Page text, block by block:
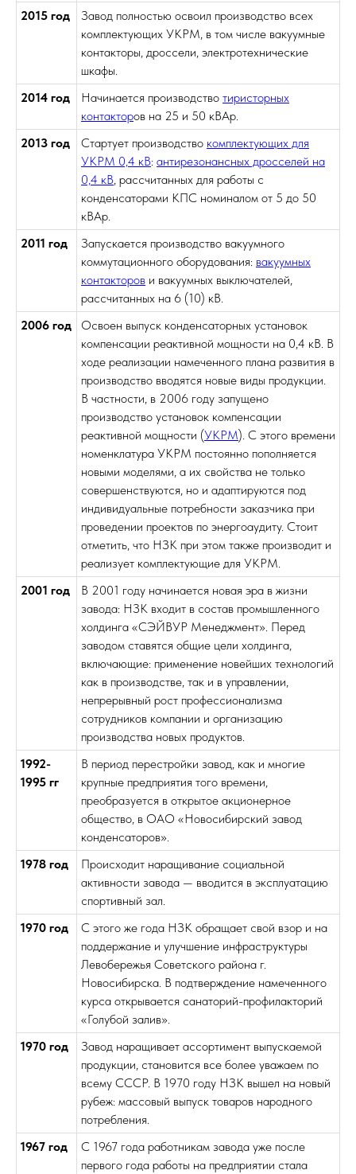
2015 год
Завод полностью освоил производство всех
комплектующих УКРМ, в том числе вакуумные
контакторы, дроссели, электротехнические
шкафы.
2014 год
Начинается производство тиристорных
контакторов на 25 и 50 кВАр.
2013 год
Стартует производство комплектующих для
УКРМ 0,4 кВ: антирезонансных дросселей на
0,4 кВ, рассчитанных для работы с
конденсаторами КПС номиналом от 5 до 50
кВАр.
2011 год
Запускается производство вакуумного
коммутационного оборудования: вакуумных
контакторов и вакуумных выключателей,
рассчитанных на 6 (10) кВ.
2006 год
Освоен выпуск конденсаторных установок
компенсации реактивной мощности на 0,4 кВ. В
ходе реализации намеченного плана развития в
производство вводятся новые виды продукции.
В частности, в 2006 году запущено
производство установок компенсации
реактивной мощности (УКРМ). С этого времени
номенклатура УКРМ постоянно пополняется
новыми моделями, а их свойства не только
совершенствуются, но и адаптируются под
индивидуальные потребности заказчика при
проведении проектов по энергоаудиту. Стоит
отметить, что НЗК при этом также производит и
реализует комплектующие для УКРМ.
2001 год
В 2001 году начинается новая эра в жизни
завода: НЗК входит в состав промышленного
холдинга «СЭЙВУР Менеджмент». Перед
заводом ставятся общие цели холдинга,
включающие: применение новейших технологий
как в производстве, так и в управлении,
непрерывный рост профессионализма
сотрудников компании и организацию
производства новых продуктов.
1992-
1995 гг
В период перестройки завод, как и многие
крупные предприятия того времени,
преобразуется в открытое акционерное
общество, в ОАО «Новосибирский завод
конденсаторов».
1978 год
Происходит наращивание социальной
активности завода — вводится в эксплуатацию
спортивный зал.
1970 год
С этого же года НЗК обращает свой взор и на
поддержание и улучшение инфраструктуры
Левобережья Советского района г.
Новосибирска. В подтверждение намеченного
курса открывается санаторий-профилакторий
«Голубой залив».
1970 год
Завод наращивает ассортимент выпускаемой
продукции, становится все более уважаем по
всему СССР. В 1970 году НЗК вышел на новый
рубеж: массовый выпуск товаров народного
потребления.
1967 год
С 1967 года работникам завода уже после
первого года работы на предприятии стала